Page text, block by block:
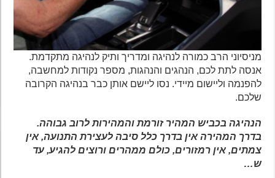
מניסיוני הרב כמורה לנהיגה ומדריך ותיק לנהיגה מתקדמת.
אנסה לתת לכם, הנהגים והנהגות, מספר נקודות למחשבה,
להפנמה וליישום מיידי. נסו ליישם אותן כבר בנהיגה הקרובה
שלכם.
הנהיגה בכביש המהיר זורמת והמהירות לרוב גבוהה.
בדרך המהירה אין בדרך כלל סיבה לעצירת התנועה, אין
צמתים, אין רמזורים, כולם ממהרים ורוצים להגיע, עד
ש…